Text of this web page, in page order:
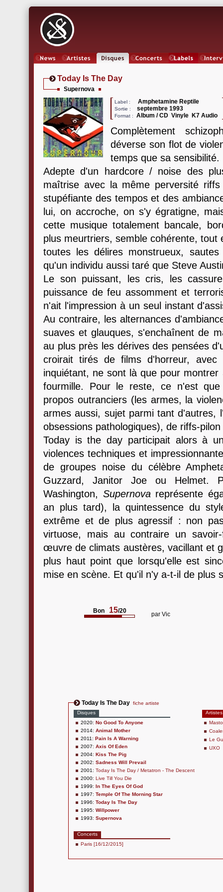
Today Is The Day
Supernova
Label : Amphetamine Reptile
Sortie : septembre 1993
Format : Album / CD Vinyle K7 Audio
Complètement
déverse son flot de
temps que sa sensibilité.
Adepte d'un hardcore / noise des
maîtrise avec la même perversité
stupéfiante des tempos et des
lui, on accroche, on s'y égratigne,
cette musique totalement bancale,
plus meurtriers, semble cohérente,
toutes les délires monstrueux,
qu'un individu aussi taré que Steve
Le son puissant, les cris, les
puissance de feu assomment et
n'ait l'impression à un seul instant
Au contraire, les alternances
suaves et glauques, s'enchaînent de
au plus près les dérives des pensées
croirait tirés de films d'horreur,
inquiétant, ne sont là que pour
fourmille. Pour le reste, ce n'est
propos outranciers (les armes, la
armes aussi, sujet parmi tant d'autres,
obsessions pathologiques), de riffs-
Today is the day participait alors à
violences techniques et
de groupes noise du célèbre
Guzzard, Janitor Joe ou Helmet.
Washington, Supernovareprésente
an plus tard), la quintessence du
extrême et de plus agressif : non
virtuose, mais au contraire un
œuvre de climats austères, vacillant et
plus haut point que lorsqu'elle est
mise en scène. Et qu'il n'y a-t-il de plus
Bon 15/20 par Vic
Today Is The Day fiche artiste
Disques
2020: No Good To Anyone
2014: Animal Mother
2011: Pain Is A Warning
2007: Axis Of Eden
2004: Kiss The Pig
2002: Sadness Will Prevail
2001: Today Is The Day / Metatron - The Descent
2000: Live Till You Die
1999: In The Eyes Of God
1997: Temple Of The Morning Star
1996: Today Is The Day
1995: Willpower
1993: Supernova
Concerts
Paris [16/12/2015]
Artistes
Le
UXO